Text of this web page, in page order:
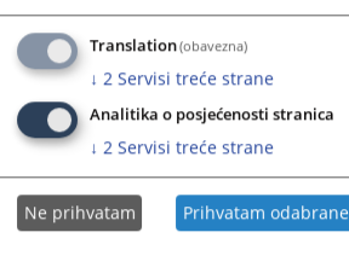
Translation(obavezna)
↓ 2 Servisi treće strane
Analitika o posjećenosti stranica
↓ 2 Servisi treće strane
Ne prihvatam Prihvatam odabrane